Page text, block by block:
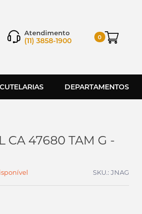
Atendimento
(11) 3858-1900 0
CUTELARIAS DEPARTAMENTOS
CA 47680 TAM G -
SKU.: JNAG